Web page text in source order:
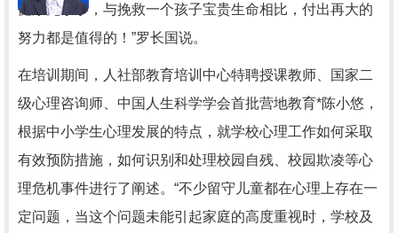
健康无小事，与挽救一个孩子宝贵生命相比，付出再大的
努力都是值得的！”罗长国说。
在培训期间，人社部教育培训中心特聘授课教师、国家二
级心理咨询师、中国人生科学学会首批营地教育*陈小悠，
根据中小学生心理发展的特点，就学校心理工作如何采取
有效预防措施，如何识别和处理校园自残、校园欺凌等心
理危机事件进行了阐述。“不少留守儿童都在心理上存在一
定问题，当这个问题未能引起家庭的高度重视时，学校及